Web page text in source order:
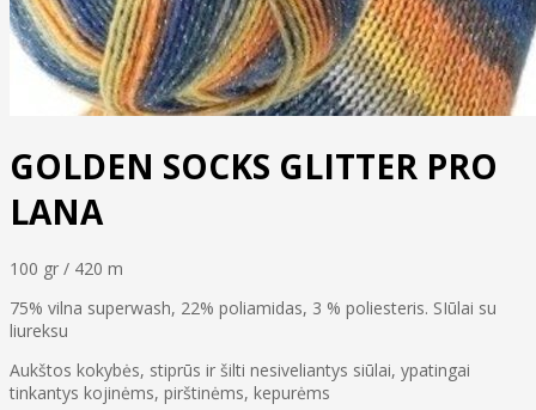
GOLDEN SOCKS GLITTER PRO
LANA
100 gr / 420 m
75% vilna superwash, 22% poliamidas, 3 % poliesteris. SIūlai su
liureksu
Aukštos kokybės, stiprūs ir šilti nesiveliantys siūlai, ypatingai
tinkantys kojinėms, pirštinėms, kepurėms